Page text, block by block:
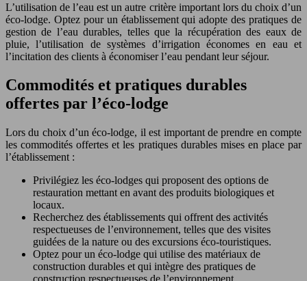
L’utilisation de l’eau est un autre critère important lors du choix d’un
éco-lodge. Optez pour un établissement qui adopte des pratiques de
gestion de l’eau durables, telles que la récupération des eaux de
pluie, l’utilisation de systèmes d’irrigation économes en eau et
l’incitation des clients à économiser l’eau pendant leur séjour.
Commodités et pratiques durables
offertes par l’éco-lodge
Lors du choix d’un éco-lodge, il est important de prendre en compte
les commodités offertes et les pratiques durables mises en place par
l’établissement :
Privilégiez les éco-lodges qui proposent des options de
restauration mettant en avant des produits biologiques et
locaux.
Recherchez des établissements qui offrent des activités
respectueuses de l’environnement, telles que des visites
guidées de la nature ou des excursions éco-touristiques.
Optez pour un éco-lodge qui utilise des matériaux de
construction durables et qui intègre des pratiques de